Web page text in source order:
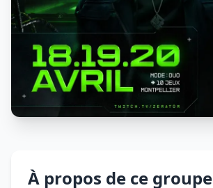
à venir
À propos de ce groupe